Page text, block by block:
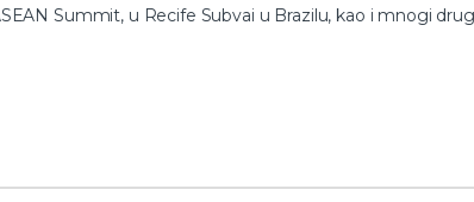
Summit, u Recife Subvai u Brazilu, kao i mnogi